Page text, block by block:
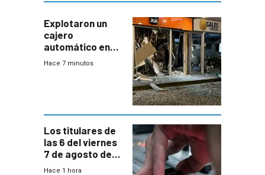
Explotaron un
cajero
automático en
Parque Miramar;
Hace 7 minutos
Los titulares de
las 6 del viernes
7 de agosto de
2026
Hace 1 hora